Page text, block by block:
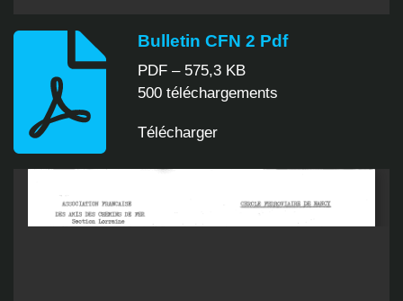
Bulletin CFN 2 Pdf
PDF – 575,3 KB
500 téléchargements
Télécharger